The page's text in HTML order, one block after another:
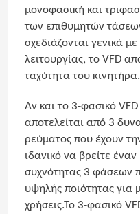
μονοφασική και
των επιθυμητών
σχεδιάζονται γενικά
λειτουργίας, το VFD
ταχύτητα του κινητήρα.
Αν και το 3-φασικό
αποτελείται από 3
ρεύματος που έχουν
ιδανικό να βρείτε
συχνότητας 3 φάσεων
υψηλής ποιότητας για
χρήσεις.Το 3-φασικό